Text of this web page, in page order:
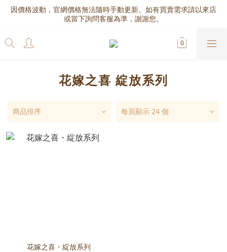
因價格波動，官網價格無法隨時手動更新。如有買賣需求請以來店
或當下詢問客服為準，謝謝您。
花嫁之喜 綻放系列
商品排序 每頁顯示 24 個
花嫁之喜・綻放系列